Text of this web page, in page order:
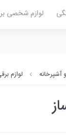
لوازم شخصی
آشپرخانه لوازم